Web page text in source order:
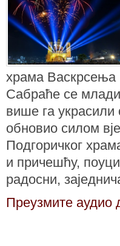
храма Васкрсења
Сабраће се
више га
обновио силом
Подгоричког
и причешћу, поуци
радосни,
Преузмите аудио